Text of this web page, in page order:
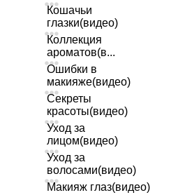
Кошачьи
глазки(видео)
Коллекция
ароматов(в...
Ошибки в
макияже(видео)
Секреты
красоты(видео)
Уход за
лицом(видео)
Уход за
волосами(видео)
Макияж глаз(видео)